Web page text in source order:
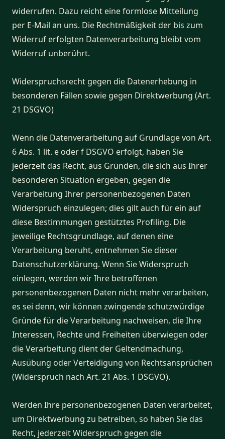
widerrufen. Dazu reicht eine formlose Mitteilung
per E-Mail an uns. Die Rechtmäßigkeit der bis zum
Widerruf erfolgten Datenverarbeitung bleibt vom
Widerruf unberührt.
Widerspruchsrecht gegen die Datenerhebung in
besonderen Fällen sowie gegen Direktwerbung (Art.
21 DSGVO)
Wenn die Datenverarbeitung auf Grundlage von Art.
6 Abs. 1 lit. e oder f DSGVO erfolgt, haben Sie
jederzeit das Recht, aus Gründen, die sich aus Ihrer
besonderen Situation ergeben, gegen die
Verarbeitung Ihrer personenbezogenen Daten
Widerspruch einzulegen; dies gilt auch für ein auf
diese Bestimmungen gestütztes Profiling. Die
jeweilige Rechtsgrundlage, auf denen eine
Verarbeitung beruht, entnehmen Sie dieser
Datenschutzerklärung. Wenn Sie Widerspruch
einlegen, werden wir Ihre betroffenen
personenbezogenen Daten nicht mehr verarbeiten,
es sei denn, wir können zwingende schutzwürdige
Gründe für die Verarbeitung nachweisen, die Ihre
Interessen, Rechte und Freiheiten überwiegen oder
die Verarbeitung dient der Geltendmachung,
Ausübung oder Verteidigung von Rechtsansprüchen
(Widerspruch nach Art. 21 Abs. 1 DSGVO).
Werden Ihre personenbezogenen Daten verarbeitet,
um Direktwerbung zu betreiben, so haben Sie das
Recht, jederzeit Widerspruch gegen die